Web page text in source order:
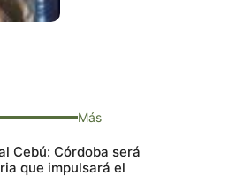
Más
Cebú: Córdoba será
que impulsará el